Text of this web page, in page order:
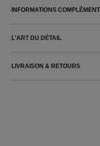
INFORMATIONS
L'ART DU DÉTAIL
LIVRAISON & RETOURS